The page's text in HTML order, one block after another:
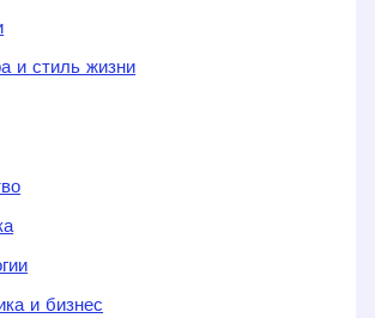
и стиль жизни
и бизнес